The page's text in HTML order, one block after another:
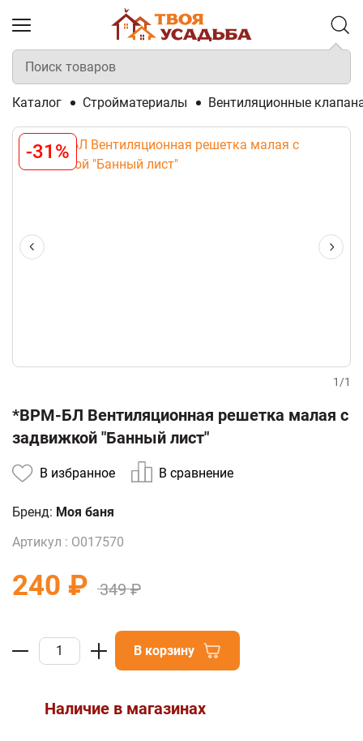
Каталог Стройматериалы Вентиляционные
-31%
1/1
*ВРМ-БЛ Вентиляционная решетка малая с
задвижкой "Банный лист"
В избранное В сравнение
Бренд: Моя баня
Артикул : О017570
240 ₽ 349 ₽
В корзину
Наличие в магазинах